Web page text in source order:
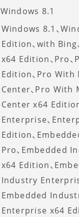
Windows 8.1
Windows 8.1、
Edition、with Bing
x64 Edition、Pro
Edition、Pro With
Center、Pro With
Center x64 Edition
Enterprise、
Edition、
Pro、Embedded
x64 Edition、
Industry
Embedded
Enterprise x64